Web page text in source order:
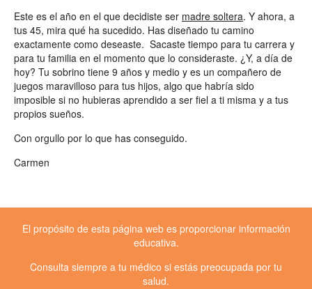
Este es el año en el que decidiste ser madre soltera. Y ahora, a
tus 45, mira qué ha sucedido. Has diseñado tu camino
exactamente como deseaste. Sacaste tiempo para tu carrera y
para tu familia en el momento que lo consideraste. ¿Y, a día de
hoy? Tu sobrino tiene 9 años y medio y es un compañero de
juegos maravilloso para tus hijos, algo que habría sido
imposible si no hubieras aprendido a ser fiel a ti misma y a tus
propios sueños.
Con orgullo por lo que has conseguido.
Carmen
El propósito de esta página web es proporcionar información
educativa.
Consulta siempre a tu médico si estás preocupada por tu
salud.